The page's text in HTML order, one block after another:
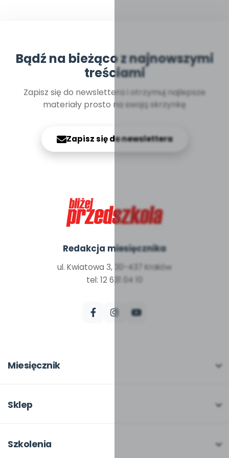
Bądź na bieżąco z najnowszymi
treściami
Zapisz się do newslettera i otrzymuj najlepsze
materiały prosto na swoją skrzynkę
Zapisz się do newslettera
Redakcja miesięcznika
ul. Kwiatowa 3, 30-437 Kraków
tel: 12 631 04 10
Miesięcznik
W numerze
Pomoce dydaktyczne
Sklep
Moje zakupy
Szkolenia